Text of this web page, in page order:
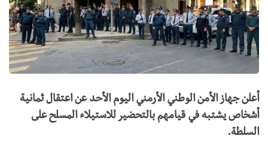
أعلن جهاز الأمن الوطني الأرمني اليوم الأحد عن اعتقال ثمانية
أشخاص يشتبه في قيامهم بالتحضير للاستيلاء المسلح على
السلطة.